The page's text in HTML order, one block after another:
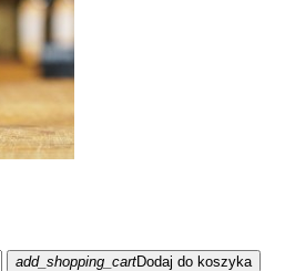
add_shopping_cartDodaj do koszyka